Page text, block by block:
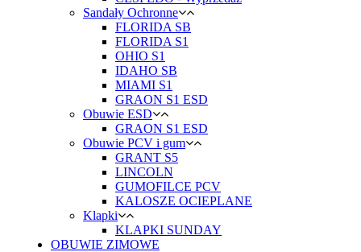
Sandały Ochronne
FLORIDA SB
FLORIDA S1
OHIO S1
IDAHO SB
MIAMI S1
GRAON S1 ESD
Obuwie ESD
GRAON S1 ESD
Obuwie PCV i gum
GRANT S5
LINCOLN
GUMOFILCE PCV
KALOSZE OCIEPLANE
Klapki
KLAPKI SUNDAY
OBUWIE ZIMOWE